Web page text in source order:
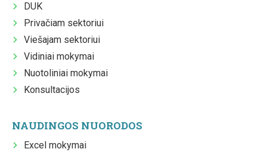
DUK
Privačiam sektoriui
Viešajam sektoriui
Vidiniai mokymai
Nuotoliniai mokymai
Konsultacijos
NAUDINGOS NUORODOS
Excel mokymai